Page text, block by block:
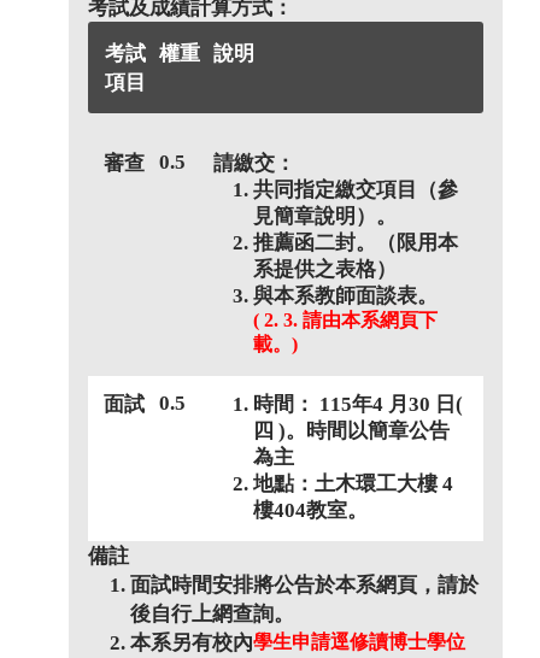
考試及成績計算方式：
考試
項目
權重 說明
審查 0.5
請繳交：
共同指定繳交項目（參
見簡章說明）。
推薦函二封。（限用本
系提供之表格）
與本系教師面談表。
( 2. 3. 請由本系網頁下
載。)
面試 0.5
時間： 115年4 月30 日(
四 )。時間以簡章公告
為主
地點：土木環工大樓 4
樓404教室。
備註
面試時間安排將公告於本系網頁，請於
後自行上網查詢。
本系另有校內學生申請逕修讀博士學位